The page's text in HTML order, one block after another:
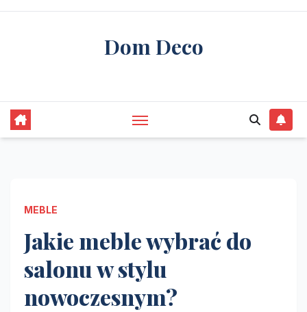
Skip
Dom Deco
MEBLE
Jakie meble wybrać do
salonu w stylu
nowoczesnym?